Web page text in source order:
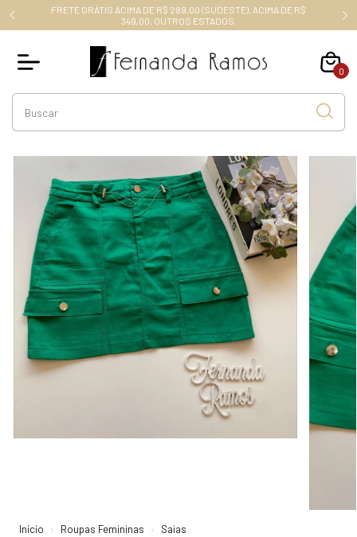
FRETE GRÁTIS ACIMA DE R$ 289,00 (SUDESTE), ACIMA DE R$
349,00, OUTROS ESTADOS.
0
Início Roupas Femininas Saias